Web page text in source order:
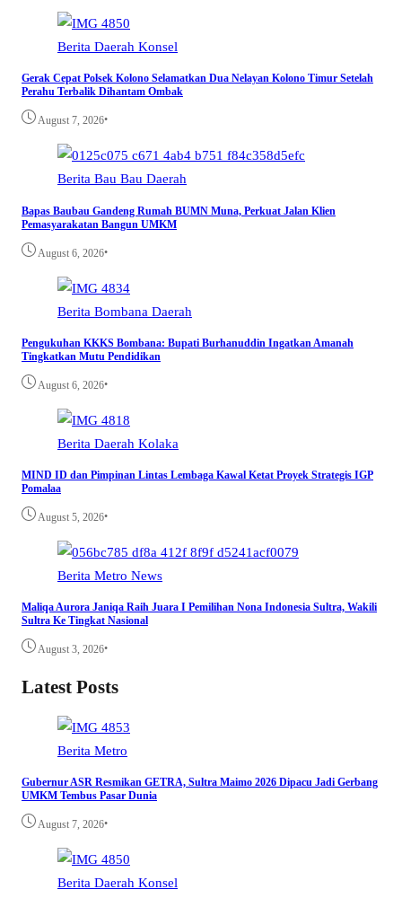
Berita Daerah Konsel
Gerak Cepat Polsek Kolono Selamatkan Dua Nelayan Kolono Timur Setelah
Perahu Terbalik Dihantam Ombak
August 7, 2026•
Berita Bau Bau Daerah
Bapas Baubau Gandeng Rumah BUMN Muna, Perkuat Jalan Klien
Pemasyarakatan Bangun UMKM
August 6, 2026•
Berita Bombana Daerah
Pengukuhan KKKS Bombana: Bupati Burhanuddin Ingatkan Amanah
Tingkatkan Mutu Pendidikan
August 6, 2026•
Berita Daerah Kolaka
MIND ID dan Pimpinan Lintas Lembaga Kawal Ketat Proyek Strategis IGP
Pomalaa
August 5, 2026•
Berita Metro News
Maliqa Aurora Janiqa Raih Juara I Pemilihan Nona Indonesia Sultra, Wakili
Sultra Ke Tingkat Nasional
August 3, 2026•
Latest Posts
Berita Metro
Gubernur ASR Resmikan GETRA, Sultra Maimo 2026 Dipacu Jadi Gerbang
UMKM Tembus Pasar Dunia
August 7, 2026•
Berita Daerah Konsel